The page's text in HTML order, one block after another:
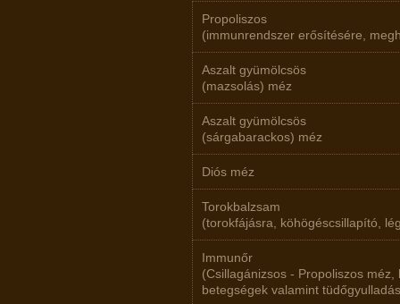
Propoliszos
(immunrendszer erősítésére,
Aszalt gyümölcsös
(mazsolás) méz
Aszalt gyümölcsös
(sárgabarackos) méz
Diós méz
Torokbalzsam
(torokfájásra, köhögéscsillapító,
Immunőr
(Csillagánizsos - Propoliszos
betegségek valamint